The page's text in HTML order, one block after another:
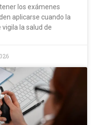
tener los exámenes
aplicarse cuando la
la salud de